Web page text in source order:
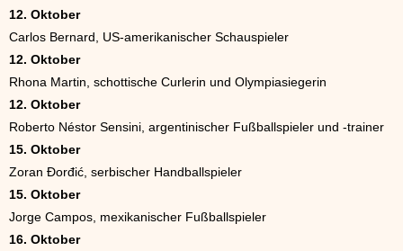
12. Oktober
Carlos Bernard, US-amerikanischer Schauspieler
12. Oktober
Rhona Martin, schottische Curlerin und Olympiasiegerin
12. Oktober
Roberto Néstor Sensini, argentinischer Fußballspieler und -trainer
15. Oktober
Zoran Đorđić, serbischer Handballspieler
15. Oktober
Jorge Campos, mexikanischer Fußballspieler
16. Oktober